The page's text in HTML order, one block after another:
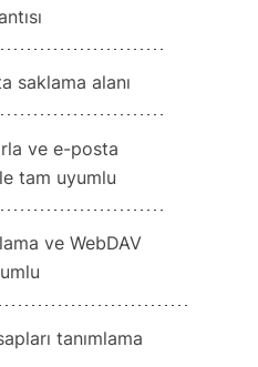
saklama alanı
ve e-posta
tam uyumlu
ve WebDAV
tanımlama